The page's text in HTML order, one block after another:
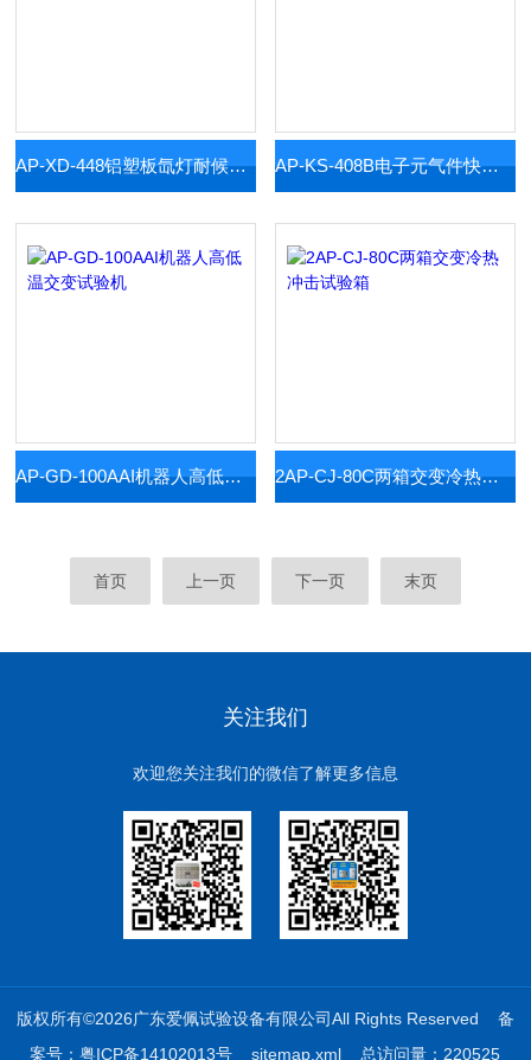
AP-XD-448铝塑板氙灯耐候老化试验机 AP-KS-408B电子元气件快速循环高低温试验箱
AP-GD-100AAI机器人高低温交变试验机 2AP-CJ-80C两箱交变冷热冲击试验箱
首页 上一页 下一页 末页
关注我们
欢迎您关注我们的微信了解更多信息
版权所有©2026广东爱佩试验设备有限公司All Rights Reserved 备
案号：粤ICP备14102013号
sitemap.xml 总访问量：220525